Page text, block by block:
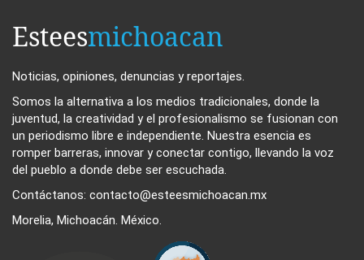
Esteesmichoacan
Noticias, opiniones, denuncias y reportajes.
Somos la alternativa a los medios tradicionales, donde la
juventud, la creatividad y el profesionalismo se fusionan con
un periodismo libre e independiente. Nuestra esencia es
romper barreras, innovar y conectar contigo, llevando la voz
del pueblo a donde debe ser escuchada.
Contáctanos: contacto@esteesmichoacan.mx
Morelia, Michoacán. México.